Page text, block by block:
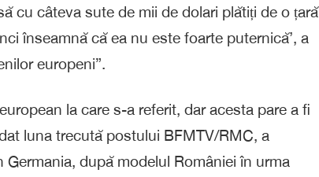
cu câteva sute de mii de dolari plătiți de o țară
înseamnă că ea nu este foarte puternică’, a
europeni”.
la care s-a referit, dar acesta pare a fi
luna trecută postului BFMTV/RMC, a
după modelul României în urma